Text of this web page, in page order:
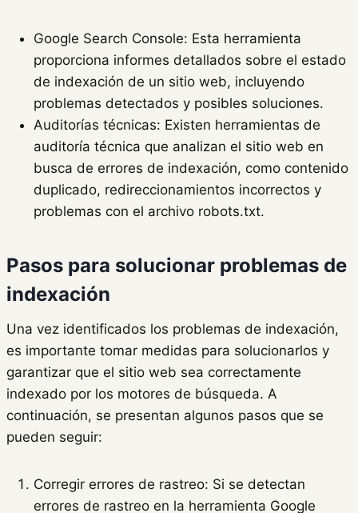
Google Search Console: Esta herramienta
proporciona informes detallados sobre el estado
de indexación de un sitio web, incluyendo
problemas detectados y posibles soluciones.
Auditorías técnicas: Existen herramientas de
auditoría técnica que analizan el sitio web en
busca de errores de indexación, como contenido
duplicado, redireccionamientos incorrectos y
problemas con el archivo robots.txt.
Pasos para solucionar problemas de
indexación
Una vez identificados los problemas de indexación,
es importante tomar medidas para solucionarlos y
garantizar que el sitio web sea correctamente
indexado por los motores de búsqueda. A
continuación, se presentan algunos pasos que se
pueden seguir:
Corregir errores de rastreo: Si se detectan
errores de rastreo en la herramienta Google